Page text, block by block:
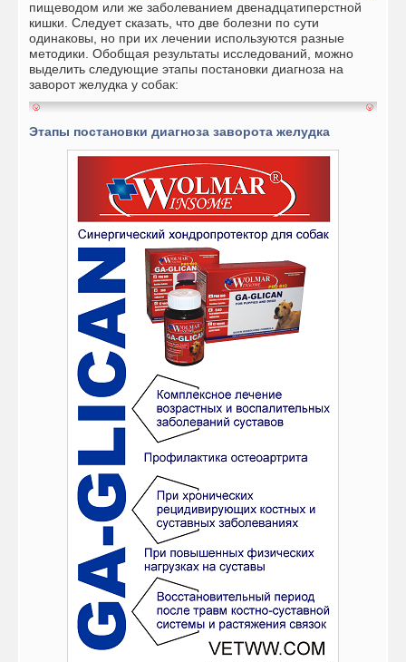
пищеводом или же заболеванием двенадцатиперстной
кишки. Следует сказать, что две болезни по сути
одинаковы, но при их лечении используются разные
методики. Обобщая результаты исследований, можно
выделить следующие этапы постановки диагноза на
заворот желудка у собак:
Этапы постановки диагноза заворота желудка